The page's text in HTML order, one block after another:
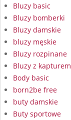
Bluzy basic
Bluzy bomberki
Bluzy damskie
bluzy męskie
Bluzy rozpinane
Bluzy z kapturem
Body basic
born2be free
buty damskie
Buty sportowe